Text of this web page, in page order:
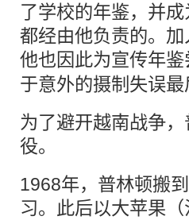
了学校的年鉴，并
都经由他负责的。
他也因此为宣传年
于意外的摄制失误最
为了避开越南战争
役。
1968年，普林顿搬
习。此后以大苹果